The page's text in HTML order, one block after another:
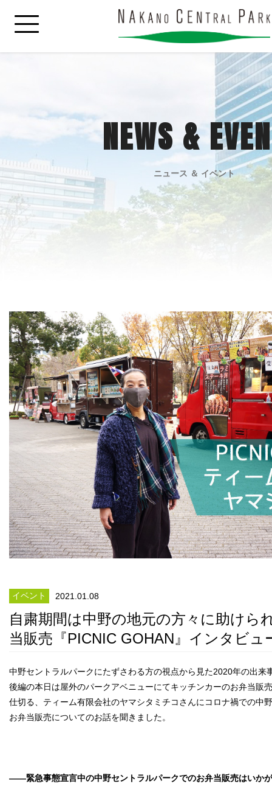
NEWS &
ニュース ＆ イベント
イベント 2021.01.08
自粛期間は中野の地元の方々に助けら
当販売『PICNIC GOHAN』インタビュ
中野セントラルパークにたずさわる方の視点から見た2020年の出来
後編の本日は屋外のパークアベニューにてキッチンカーのお弁当販
仕切る、ティーム有限会社のヤマシタミチコさんにコロナ禍での中
お弁当販売についてのお話を聞きました。
――緊急事態宣言中の中野セントラルパークでのお弁当販売はいか